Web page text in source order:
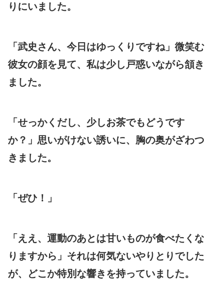
りにいました。
「武史さん、今日はゆっくりですね」微笑む
彼女の顔を見て、私は少し戸惑いながら頷き
ました。
「せっかくだし、少しお茶でもどうです
か？」思いがけない誘いに、胸の奥がざわつ
きました。
「ぜひ！」
「ええ、運動のあとは甘いものが食べたくな
りますから」それは何気ないやりとりでした
が、どこか特別な響きを持っていました。